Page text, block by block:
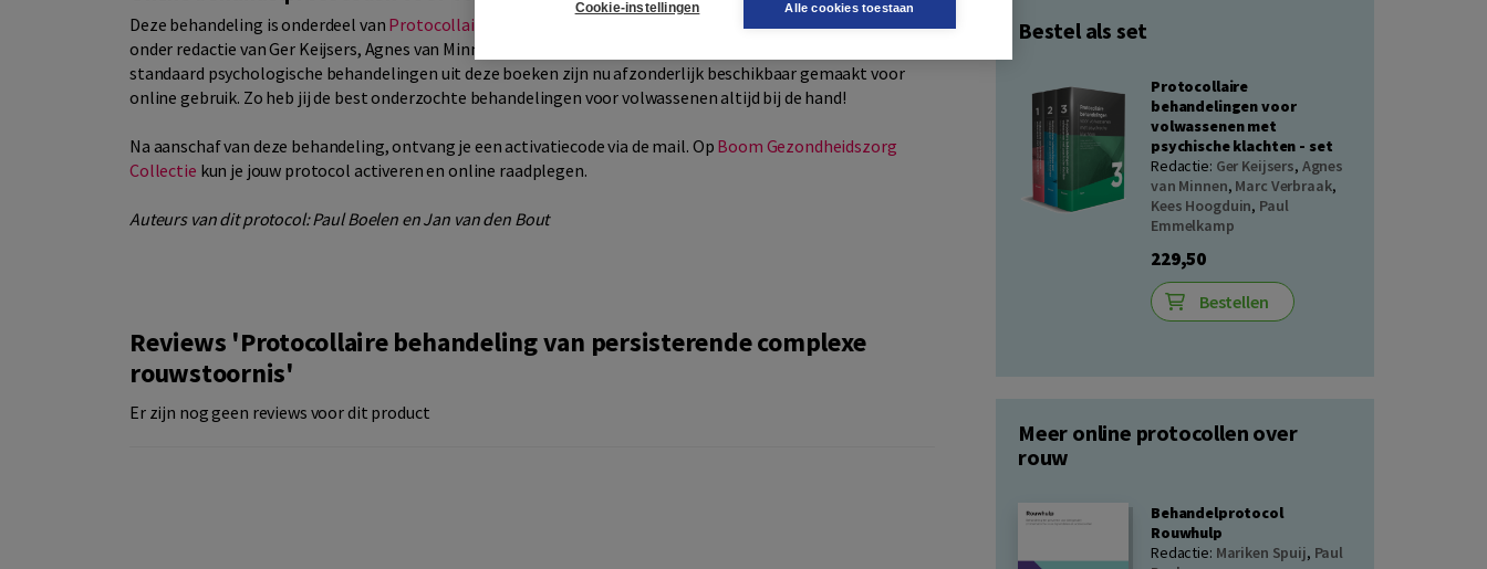
Deze behandeling is onderdeel van Protocollaire behandelingen voor volwassenen met psychische klachten,
onder redactie van Ger Keijsers, Agnes van Minnen, Marc Verbraak, Kees Hoogduin en Paul Emmelkamp. De
standaard psychologische behandelingen uit deze boeken zijn nu afzonderlijk beschikbaar gemaakt voor
online gebruik. Zo heb jij de best onderzochte behandelingen voor volwassenen altijd bij de hand!
Na aanschaf van deze behandeling, ontvang je een activatiecode via de mail. Op Boom Gezondheidszorg
Collectie kun je jouw protocol activeren en online raadplegen.
Auteurs van dit protocol: Paul Boelen en Jan van den Bout
Reviews 'Protocollaire behandeling van persisterende complexe
rouwstoornis'
Er zijn nog geen reviews voor dit product
Bestel als set
Protocollaire
behandelingen voor
volwassenen met
psychische klachten - set
Redactie: Ger Keijsers, Agnes
van Minnen, Marc Verbraak,
Kees Hoogduin, Paul
Emmelkamp
229,50
Bestellen
Meer online protocollen over
rouw
Behandelprotocol
Rouwhulp
Redactie: Mariken Spuij, Paul
Cookie-instellingen Alle cookies toestaan